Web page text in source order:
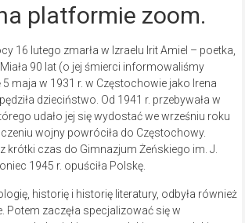
platformie zoom.
16 lutego zmarła w Izraelu Irit Amiel – poetka,
90 lat (o jej śmierci informowaliśmy
5 maja w 1931 r. w Częstochowie jako Irena
dzieciństwo. Od 1941 r. przebywała w
udało jej się wydostać we wrześniu roku
wojny powróciła do Częstochowy.
krótki czas do Gimnazjum Żeńskiego im. J.
1945 r. opuściła Polskę.
historię i historię literatury, odbyła również
Potem zaczęła specjalizować się w